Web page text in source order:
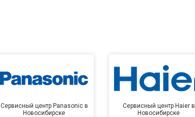
Сервисный центр Panasonic в
Новосибирске
Сервисный центр Haier в
Новосибирске